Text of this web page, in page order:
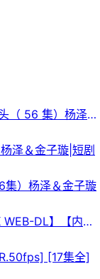
（ 56 集）杨泽
泽＆金子璇|短剧
集）杨泽＆金子璇
辰东同名热门小
指间天翻地覆。少
走出，历经磨难
[17集全]